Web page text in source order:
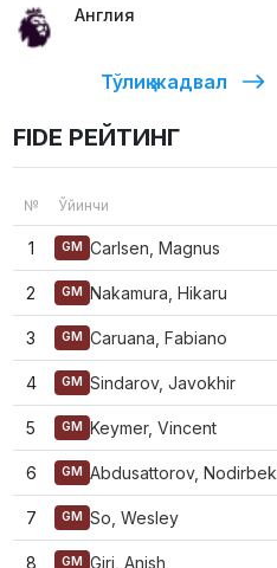
Англия
Тўлиқ жадвал
FIDE РЕЙТИНГ
№ Ўйинчи
1 GM Carlsen, Magnus
2 GM Nakamura, Hikaru
3 GM Caruana, Fabiano
4 GM Sindarov, Javokhir
5 GM Keymer, Vincent
6 GM Abdusattorov, Nodirbek
7 GM So, Wesley
8 GM Giri, Anish